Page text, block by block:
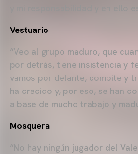
Vestuario
“Veo al grupo maduro, que
por detrás, tiene insistencia y
vamos por delante, compite y
ha crecido y, por eso, se han
a base de mucho trabajo y
Mosquera
“No hay ningún jugador del